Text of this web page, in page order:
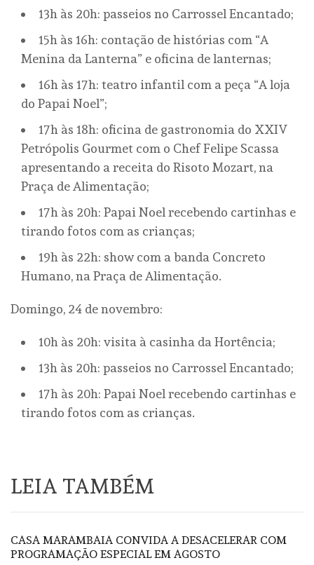
13h às 20h: passeios no Carrossel Encantado;
15h às 16h: contação de histórias com “A
Menina da Lanterna” e oficina de lanternas;
16h às 17h: teatro infantil com a peça “A loja
do Papai Noel”;
17h às 18h: oficina de gastronomia do XXIV
Petrópolis Gourmet com o Chef Felipe Scassa
apresentando a receita do Risoto Mozart, na
Praça de Alimentação;
17h às 20h: Papai Noel recebendo cartinhas e
tirando fotos com as crianças;
19h às 22h: show com a banda Concreto
Humano, na Praça de Alimentação.
Domingo, 24 de novembro:
10h às 20h: visita à casinha da Hortência;
13h às 20h: passeios no Carrossel Encantado;
17h às 20h: Papai Noel recebendo cartinhas e
tirando fotos com as crianças.
LEIA TAMBÉM
CASA MARAMBAIA CONVIDA A DESACELERAR COM
PROGRAMAÇÃO ESPECIAL EM AGOSTO